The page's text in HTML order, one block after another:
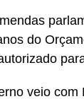
do
veio